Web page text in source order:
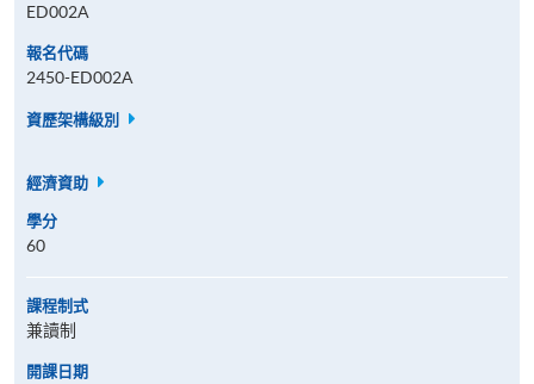
ED002A
報名代碼
2450-ED002A
資歷架構級別
經濟資助
學分
60
課程制式
兼讀制
開課日期